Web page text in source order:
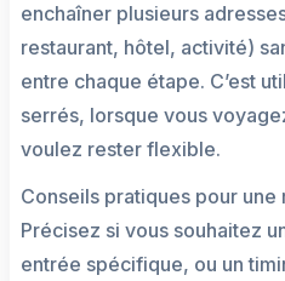
enchaîner plusieurs
restaurant, hôtel, activité)
entre chaque étape. C’est
serrés, lorsque vous
voulez rester flexible.
Conseils pratiques pour
Précisez si vous souhaitez
entrée spécifique, ou un